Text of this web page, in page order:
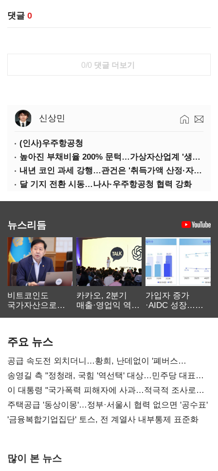
댓글 0
0/0 댓글 더보기
신상민
(인사)우주항공청
높아진 부채비율 200% 문턱…가상자산업계 '생존 시험대'
내년 코인 과세 강행…관건은 '취득가액 산정·자산 이동'
달 기지 전환 시동…나사·우주항공청 협력 강화
뉴스리듬
비트코인도
국가자산으로…'
카카오, 2분기
매출·영업익 역대
가입자 증가
·AIDC 성장…
주요 뉴스
공급 속도전 외치더니…황희, 난데없이 '폐버스
리모델링' 제안
송영길 측 "정청래, 국힘 '역선택' 대상…민주당 대표로
총선 지휘 못해"
이 대통령 "국가폭력 피해자에 사과…적극적 조사로
진실 밝혀야"
주택공급 '동상이몽'…정부·서울시 협력 없으면 '공수표'
'금융복합기업집단' 토스, 전 계열사 내부통제 표준화
많이 본 뉴스